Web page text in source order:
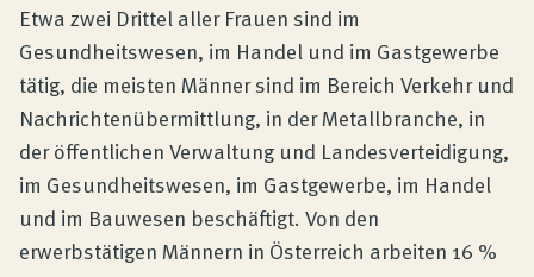
Etwa zwei Drittel aller Frauen sind im
Gesundheitswesen, im Handel und im Gastgewerbe
tätig, die meisten Männer sind im Bereich Verkehr und
Nachrichtenübermittlung, in der Metallbranche, in
der öffentlichen Verwaltung und Landesverteidigung,
im Gesundheitswesen, im Gastgewerbe, im Handel
und im Bauwesen beschäftigt. Von den
erwerbstätigen Männern in Österreich arbeiten 16 %